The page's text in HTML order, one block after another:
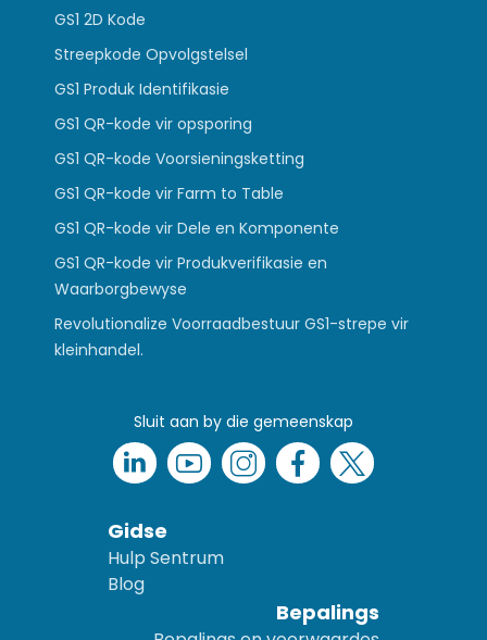
GS1 2D Kode
Streepkode Opvolgstelsel
GS1 Produk Identifikasie
GS1 QR-kode vir opsporing
GS1 QR-kode Voorsieningsketting
GS1 QR-kode vir Farm to Table
GS1 QR-kode vir Dele en Komponente
GS1 QR-kode vir Produkverifikasie en
Waarborgbewyse
Revolutionalize Voorraadbestuur GS1-strepe vir
kleinhandel.
Sluit aan by die gemeenskap
Gidse
Hulp Sentrum
Blog
Bepalings